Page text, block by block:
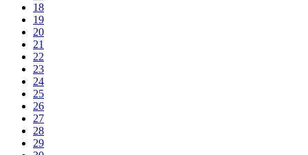
18
19
20
21
22
23
24
25
26
27
28
29